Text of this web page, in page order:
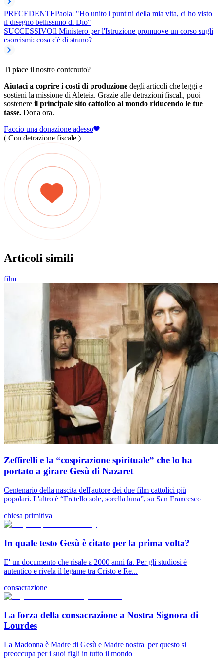
PRECEDENTEPaola: "Ho unito i puntini della mia vita, ci ho visto
il disegno bellissimo di Dio"
SUCCESSIVOIl Ministero per l'Istruzione promuove un corso sugli
esorcismi: cosa c'è di strano?
Ti piace il nostro contenuto?
Aiutaci a coprire i costi di produzione degli articoli che leggi e
sostieni la missione di Aleteia. Grazie alle detrazioni fiscali, puoi
sostenere il principale sito cattolico al mondo riducendo le tue
tasse. Dona ora.
Faccio una donazione adesso
( Con detrazione fiscale )
Articoli simili
film
Zeffirelli e la “cospirazione spirituale” che lo ha
portato a girare Gesù di Nazaret
Centenario della nascita dell'autore dei due film cattolici più
popolari. L'altro è “Fratello sole, sorella luna”, su San Francesco
chiesa primitiva
In quale testo Gesù è citato per la prima volta?
E' un documento che risale a 2000 anni fa. Per gli studiosi è
autentico e rivela il legame tra Cristo e Re...
consacrazione
La forza della consacrazione a Nostra Signora di
Lourdes
La Madonna è Madre di Gesù e Madre nostra, per questo si
preoccupa per i suoi figli in tutto il mondo